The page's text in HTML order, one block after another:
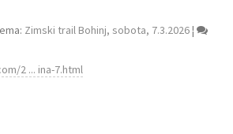
Zimski trail Bohinj, sobota, 7.3.2026¦
2 ... ina-7.html